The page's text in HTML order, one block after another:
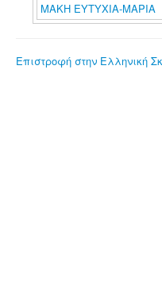
ΜΑΚΗ ΕΥΤΥΧΙΑ-ΜΑΡΙΑ
Επιστροφή στην Ελληνική